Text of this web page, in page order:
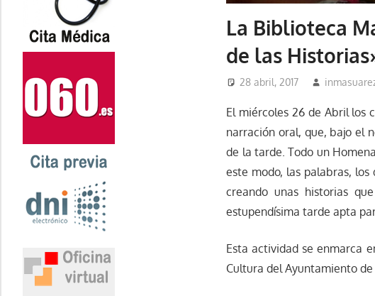
La Biblioteca
de las
28 abril, 2017
El miércoles 26 de Abril los
narración oral, que, bajo el
de la tarde. Todo un
este modo, las palabras,
creando unas historias
estupendísima tarde apta
Esta actividad se enmarca
Cultura del Ayuntamiento de